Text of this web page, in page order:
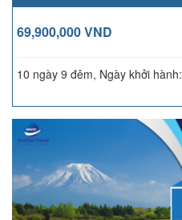
69,900,000 VND
10 ngày 9 đêm, Ngày khởi hành: